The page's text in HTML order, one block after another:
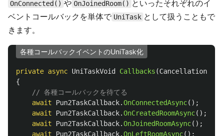
OnConnected() や OnJoinedRoom() といったそれぞれのイ
ベントコールバックを単体で UniTask として扱うこともで
きます。
各種コールバックイベントのUniTask化
private async UniTaskVoid Callbacks (
{
// 各種コールバックを待てる
await
Pun2TaskCallback.OnConnectedAsync();
await
Pun2TaskCallback.OnCreatedRoomAsync();
await
Pun2TaskCallback.OnJoinedRoomAsync();
await
Pun2TaskCallback.OnLeftRoomAsync();